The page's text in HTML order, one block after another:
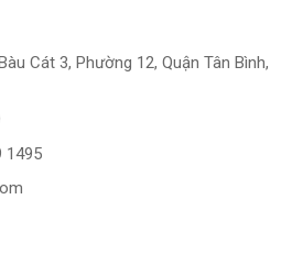
Cát 3, Phường 12, Quận Tân Bình,
1495